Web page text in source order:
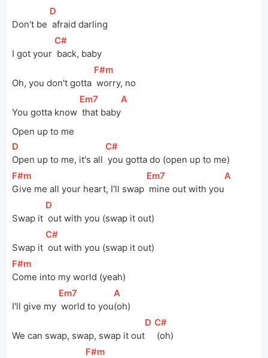
Don't be
[D
afraid darling
I got your
[
C#
back, baby
Oh, you don't gotta
[F#m
worry, no
You gotta know
[Em7
that baby
[
A
Open up to me
[D
Open up to me, it's all
[
C#
you gotta do (open up to me)
[F#m
Give me all your heart, I'll swap
[Em7
mine out with you
[
A
Swap it
[D
out with you (swap it out)
Swap it
[
C#
out with you (swap it out)
[F#m
Come into my world (yeah)
I'll give my
[Em7
world to you
[
A
(oh)
We can swap, swap, swap it out
[D ]
[
C#
(oh)
[F#m